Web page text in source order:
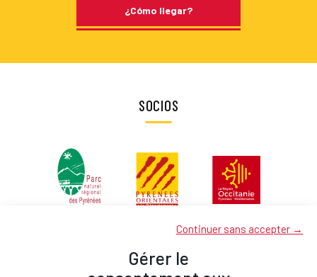
Gérer le
Continuer sans accepter →
¿Cómo llegar?
SOCIOS